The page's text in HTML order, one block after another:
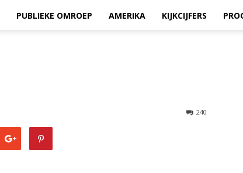
PUBLIEKE OMROEP AMERIKA KIJKCIJFERS
240